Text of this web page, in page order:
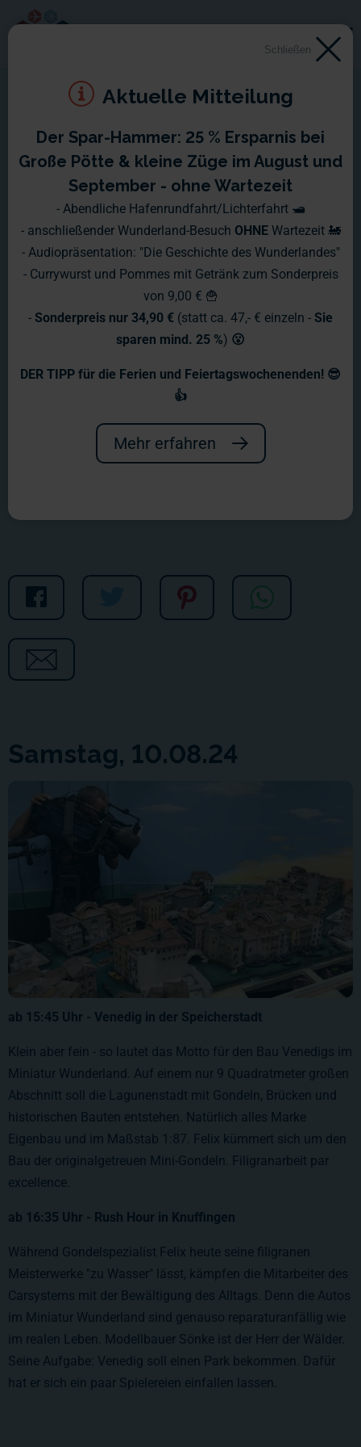
RTL NITRO: Miniatur
Wunderland XXL
Nitro wiederholt samstags Folgen der
Samstag, 10.08.24
ab 15:45 Uhr - Venedig in der Speicherstadt
Klein aber fein - so lautet das Motto für den Bau Venedigs im
Miniatur Wunderland. Auf einem nur 9 Quadratmeter großen
Abschnitt soll die Lagunenstadt mit Gondeln, Brücken und
historischen Bauten entstehen. Natürlich alles Marke
Eigenbau und im Maßstab 1:87. Felix kümmert sich um den
Bau der originalgetreuen Mini-Gondeln. Filigranarbeit par
excellence.
ab 16:35 Uhr - Rush Hour in Knuffingen
Während Gondelspezialist Felix heute seine filigranen
Meisterwerke "zu Wasser" lässt, kämpfen die Mitarbeiter des
Carsystems mit der Bewältigung des Alltags. Denn die Autos
im Miniatur Wunderland sind genauso reparaturanfällig wie
im realen Leben. Modellbauer Sönke ist der Herr der Wälder.
Seine Aufgabe: Venedig soll einen Park bekommen. Dafür
hat er sich ein paar Spielereien einfallen lassen.
Schließen
Aktuelle Mitteilung
Der Spar-Hammer: 25 % Ersparnis bei
Große Pötte & kleine Züge im August und
September - ohne Wartezeit
- Abendliche Hafenrundfahrt/Lichterfahrt 🛥️
- anschließender Wunderland-Besuch OHNE Wartezeit 🚂
- Audiopräsentation: "Die Geschichte des Wunderlandes"
- Currywurst und Pommes mit Getränk zum Sonderpreis
von 9,00 € 🍟
- Sonderpreis nur 34,90 € (statt ca. 47,- € einzeln - Sie
sparen mind. 25 %) 😮
DER TIPP für die Ferien und Feiertagswochenenden! 😎
👍
Mehr erfahren